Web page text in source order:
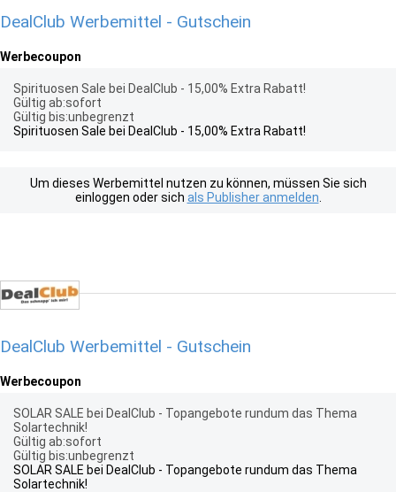
DealClub Werbemittel - Gutschein
Werbecoupon
Spirituosen Sale bei DealClub - 15,00% Extra Rabatt!
Gültig ab:sofort
Gültig bis:unbegrenzt
Spirituosen Sale bei DealClub - 15,00% Extra Rabatt!
Um dieses Werbemittel nutzen zu können, müssen Sie sich
einloggen oder sich als Publisher anmelden
DealClub Werbemittel - Gutschein
Werbecoupon
SOLAR SALE bei DealClub - Topangebote rundum das Thema
Solartechnik!
Gültig ab:sofort
Gültig bis:unbegrenzt
SOLAR SALE bei DealClub - Topangebote rundum das Thema
Solartechnik!